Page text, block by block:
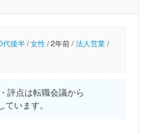
代後半/女性/2年前 / 法人営業/
評点は転職会議から
ています。